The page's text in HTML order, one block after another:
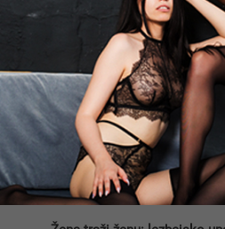
Beograd
Žena traži ženu za seks
Žena koja traži dugoročnu
ili ženom, želi da ima intimnu
istomišljenike za tematske
bi da postavi oglas i registruje
lako pronaći istomišljenike ili
Sve biseksualne žene ili bilo
danas prepustiti zadovoljstvu